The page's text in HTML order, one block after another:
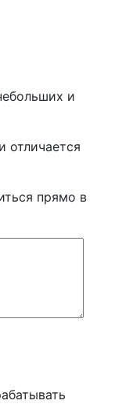
и
отличается
прямо в